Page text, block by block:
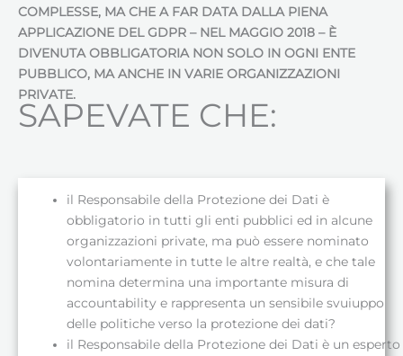
COMPLESSE, MA CHE A FAR DATA DALLA PIENA
APPLICAZIONE DEL GDPR – NEL MAGGIO 2018 – È
DIVENUTA OBBLIGATORIA NON SOLO IN OGNI ENTE
PUBBLICO, MA ANCHE IN VARIE ORGANIZZAZIONI
PRIVATE.
SAPEVATE CHE:
il Responsabile della Protezione dei Dati è
obbligatorio in tutti gli enti pubblici ed in alcune
organizzazioni private, ma può essere nominato
volontariamente in tutte le altre realtà, e che tale
nomina determina una importante misura di
accountability e rappresenta un sensibile svuiuppo
delle politiche verso la protezione dei dati?
il Responsabile della Protezione dei Dati è un esperto